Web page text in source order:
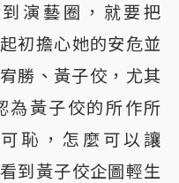
演藝圈，就要把
初擔心她的安危並
勝、黃子佼，尤其
為黃子佼的所作所
恥，怎麼可以讓
到黃子佼企圖輕生